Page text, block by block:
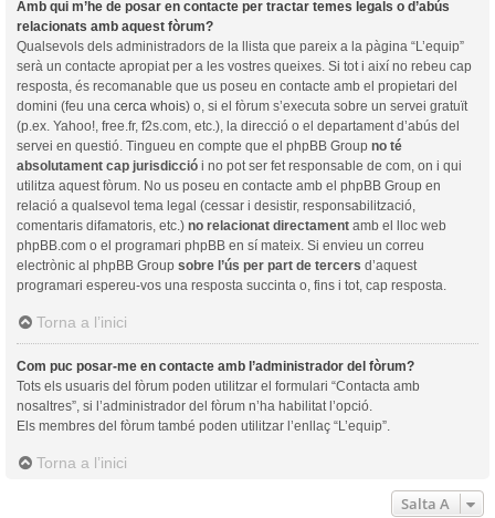
Amb qui m’he de posar en contacte per tractar temes legals o d’abús
relacionats amb aquest fòrum?
Qualsevols dels administradors de la llista que pareix a la pàgina “L’equip”
serà un contacte apropiat per a les vostres queixes. Si tot i així no rebeu cap
resposta, és recomanable que us poseu en contacte amb el propietari del
domini (feu una cerca whois) o, si el fòrum s’executa sobre un servei gratuït
(p.ex. Yahoo!, free.fr, f2s.com, etc.), la direcció o el departament d’abús del
servei en questió. Tingueu en compte que el phpBB Group no té
absolutament cap jurisdicció i no pot ser fet responsable de com, on i qui
utilitza aquest fòrum. No us poseu en contacte amb el phpBB Group en
relació a qualsevol tema legal (cessar i desistir, responsabilització,
comentaris difamatoris, etc.) no relacionat directament amb el lloc web
phpBB.com o el programari phpBB en sí mateix. Si envieu un correu
electrònic al phpBB Group sobre l’ús per part de tercers d’aquest
programari espereu-vos una resposta succinta o, fins i tot, cap resposta.
Torna a l’inici
Com puc posar-me en contacte amb l’administrador del fòrum?
Tots els usuaris del fòrum poden utilitzar el formulari “Contacta amb
nosaltres”, si l’administrador del fòrum n’ha habilitat l’opció.
Els membres del fòrum també poden utilitzar l’enllaç “L’equip”.
Torna a l’inici
Salta A